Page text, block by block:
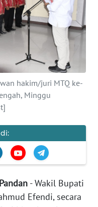
hakim/juri MTQ ke-
Minggu
- Wakil Bupati
Efendi, secara